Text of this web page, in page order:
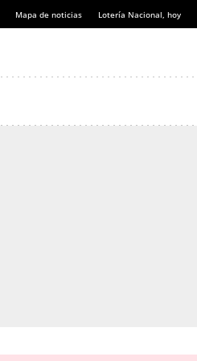
Mapa de noticias Lotería Nacional, hoy